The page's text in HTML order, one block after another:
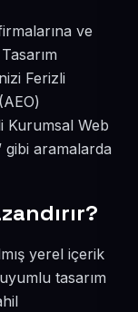
ve
Ferizli
Kurumsal Web
gibi aramalarda
yerel içerik
tasarım